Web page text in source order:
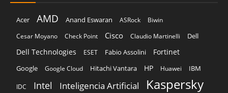
Acer AMD Anand Eswaran ASRock
Biwin
Cesar Moyano
Check Point Cisco Claudio Martinelli Dell
Dell Technologies ESET Fabio Assolini Fortinet
Google Google Cloud Hitachi Vantara HP Huawei IBM
IDC Intel Inteligencia Artificial Kaspersky